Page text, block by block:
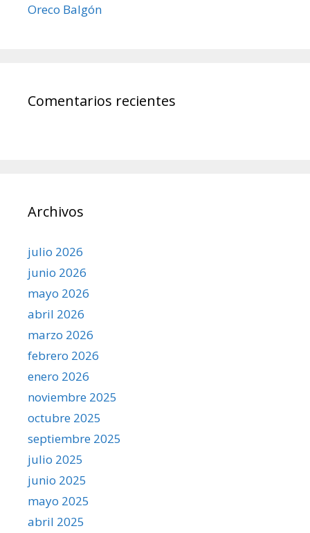
Oreco Balgón
Comentarios recientes
Archivos
julio 2026
junio 2026
mayo 2026
abril 2026
marzo 2026
febrero 2026
enero 2026
noviembre 2025
octubre 2025
septiembre 2025
julio 2025
junio 2025
mayo 2025
abril 2025